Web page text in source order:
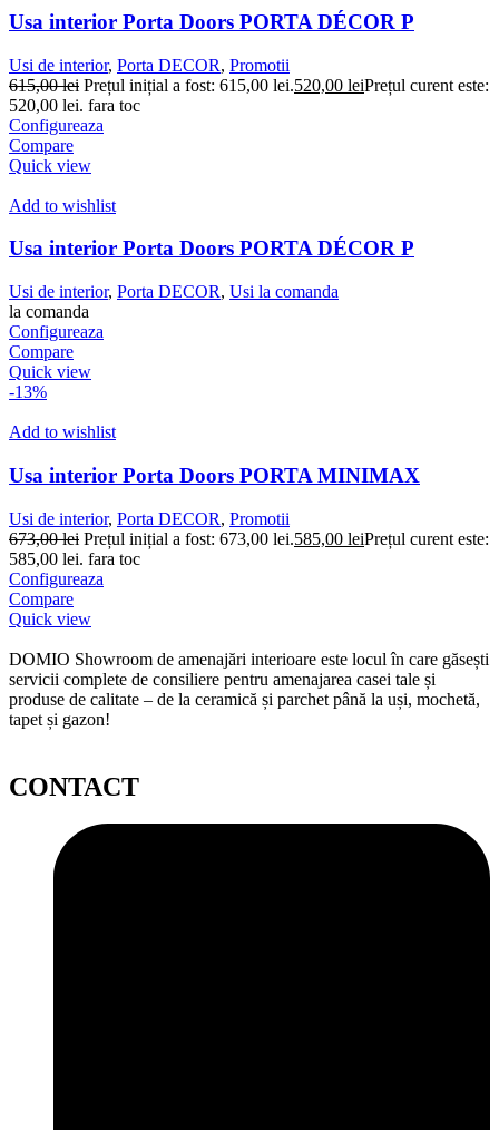
Usa interior Porta Doors PORTA DÉCOR P
Usi de interior, Porta DECOR, Promotii
615,00lei Prețul inițial a fost: 615,00 lei.520,00 leiPrețul curent este:
520,00 lei. fara toc
Configureaza
Compare
Quick view
Add to wishlist
Usa interior Porta Doors PORTA DÉCOR P
Usi de interior, Porta DECOR, Usi la comanda
la comanda
Configureaza
Compare
Quick view
-13%
Add to wishlist
Usa interior Porta Doors PORTA MINIMAX
Usi de interior, Porta DECOR, Promotii
673,00lei Prețul inițial a fost: 673,00 lei.585,00 leiPrețul curent este:
585,00 lei. fara toc
Configureaza
Compare
Quick view
DOMIO Showroom de amenajări interioare este locul în care găsești
servicii complete de consiliere pentru amenajarea casei tale și
produse de calitate – de la ceramică și parchet până la uși, mochetă,
tapet și gazon!
CONTACT